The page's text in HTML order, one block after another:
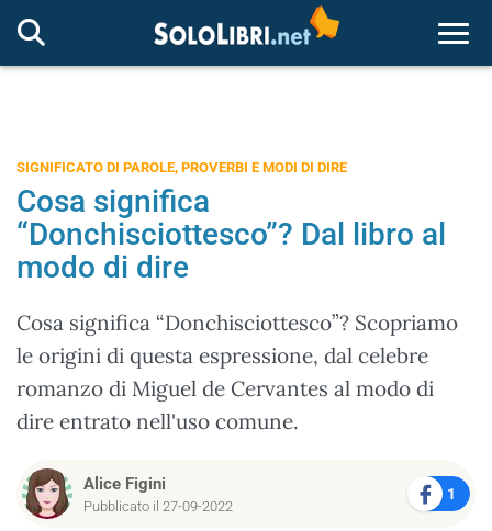
SIGNIFICATO DI PAROLE, PROVERBI E MODI DI DIRE
Cosa significa
“Donchisciottesco”? Dal libro al
modo di dire
Cosa significa “Donchisciottesco”? Scopriamo
le origini di questa espressione, dal celebre
romanzo di Miguel de Cervantes al modo di
dire entrato nell'uso comune.
Alice Figini
Pubblicato il 27-09-2022
1